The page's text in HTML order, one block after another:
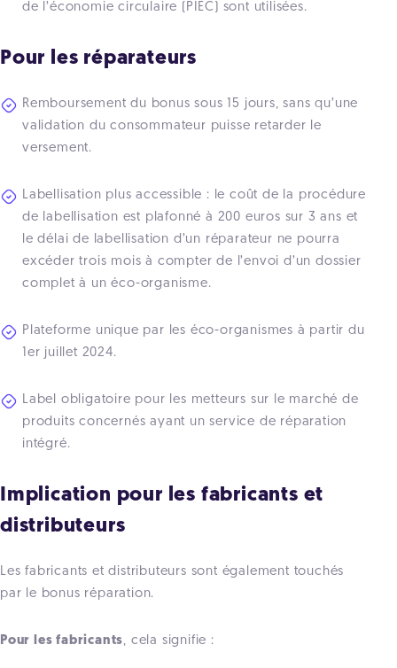
de l’économie circulaire (PIEC) sont utilisées.
Pour les réparateurs
Remboursement du bonus sous 15 jours, sans qu’une
validation du consommateur puisse retarder le
versement.
Labellisation plus accessible : le coût de la procédure
de labellisation est plafonné à 200 euros sur 3 ans et
le délai de labellisation d’un réparateur ne pourra
excéder trois mois à compter de l’envoi d’un dossier
complet à un éco-organisme.
Plateforme unique par les éco-organismes à partir du
1er juillet 2024.
Label obligatoire pour les metteurs sur le marché de
produits concernés ayant un service de réparation
intégré.
Implication pour les fabricants et
distributeurs
Les fabricants et distributeurs sont également touchés
par le bonus réparation.
Pour les fabricants, cela signifie :